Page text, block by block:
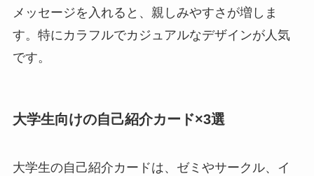
メッセージを入れると、親しみやすさが増しま
す。特にカラフルでカジュアルなデザインが人気
です。
大学生向けの自己紹介カード×3選
大学生の自己紹介カードは、ゼミやサークル、イ